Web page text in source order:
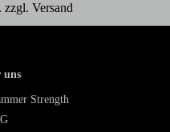
Versand
uns
Strength